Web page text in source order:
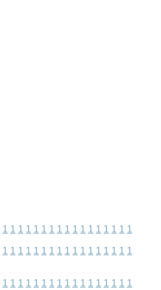
1 1 1 1 1 1 1 1 1 1 1 1 1 1 1 1 1
1 1 1 1 1 1 1 1 1 1 1 1 1 1 1 1 1
1 1 1 1 1 1 1 1 1 1 1 1 1 1 1 1 1